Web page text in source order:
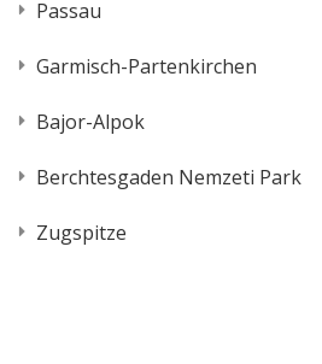
Passau
Garmisch-Partenkirchen
Bajor-Alpok
Berchtesgaden Nemzeti Park
Zugspitze